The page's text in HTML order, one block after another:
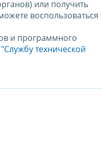
или получить
воспользоваться
и программного
"Службу технической